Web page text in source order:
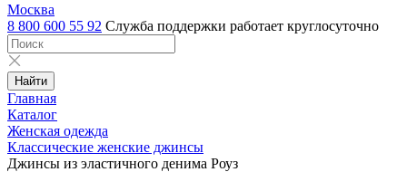
Москва
8 800 600 55 92 Служба поддержки работает круглосуточно
Найти
Главная
Каталог
Женская одежда
Классические женские джинсы
Джинсы из эластичного денима Роуз